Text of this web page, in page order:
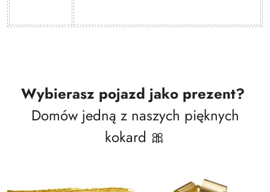
Wybierasz pojazd jako prezent?
Domów jedną z naszych pięknych
kokard 🎀